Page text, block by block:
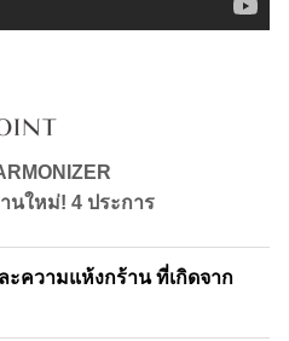
ใหม่! 4 ประการ
ความแห้งกร้าน ที่เกิดจาก